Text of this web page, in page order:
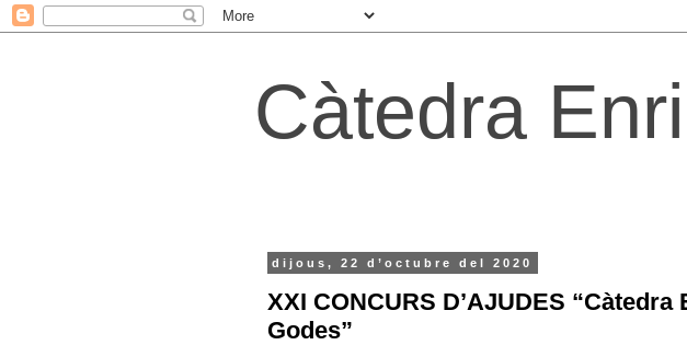
Càtedra
dijous, 22 d’octubre del 2020
XXI CONCURS D’AJUDES
Godes”